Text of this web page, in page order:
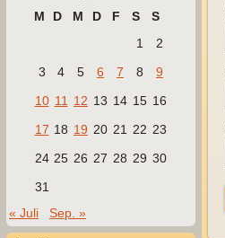
M
D M D F S
S
1
2
3
4 5 6 7 8
9
10 11 12 13 14 15 16
17 18 19 20 21 22 23
24 25 26 27 28 29 30
31
« Juli
Sep. »